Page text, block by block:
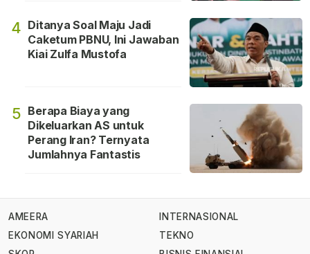
4 Ditanya Soal Maju Jadi
Caketum PBNU, Ini Jawaban
Kiai Zulfa Mustofa
5 Berapa Biaya yang
Dikeluarkan AS untuk
Perang Iran? Ternyata
Jumlahnya Fantastis
AMEERA
EKONOMI SYARIAH
INTERNASIONAL
TEKNO